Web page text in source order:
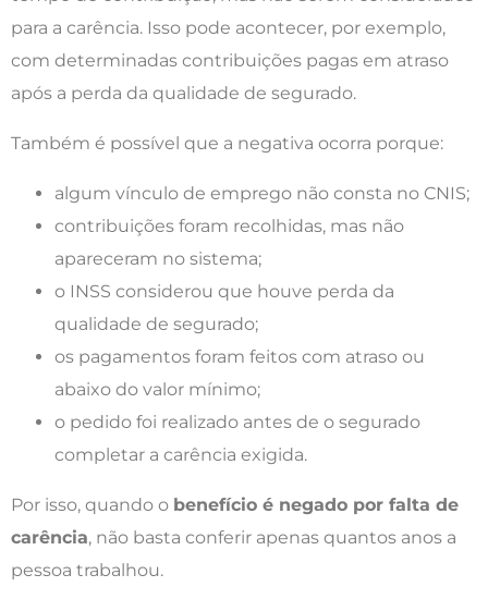
para a carência. Isso pode acontecer, por exemplo,
com determinadas contribuições pagas em atraso
após a perda da qualidade de segurado.
Também é possível que a negativa ocorra porque:
algum vínculo de emprego não consta no CNIS;
contribuições foram recolhidas, mas não
apareceram no sistema;
o INSS considerou que houve perda da
qualidade de segurado;
os pagamentos foram feitos com atraso ou
abaixo do valor mínimo;
o pedido foi realizado antes de o segurado
completar a carência exigida.
Por isso, quando o benefício é negado por falta de
carência, não basta conferir apenas quantos anos a
pessoa trabalhou.